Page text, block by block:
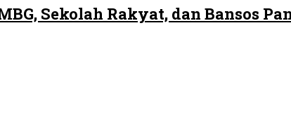
Sekolah Rakyat, dan Bansos